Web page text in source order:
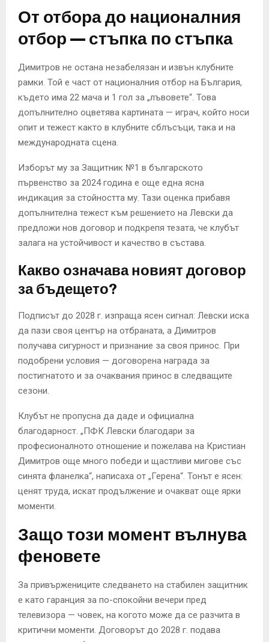
От отбора до националния
отбор — стъпка по стъпка
Димитров не остана незабелязан и извън клубните
рамки. Той е част от националния отбор на България,
където има 22 мача и 1 гол за „лъвовете“. Това
допълнително оцветява картината — играч, който носи
опит и тежест както в клубните сблъсъци, така и на
международната сцена.
Изборът му за Защитник №1 в българското
първенство за 2024 година е още една ясна
индикация за стойността му. Тази оценка прибавя
допълнителна тежест към решението на Левски да
предложи нов договор и подкрепя тезата, че клубът
залага на устойчивост и качество в състава.
Какво означава новият договор
за бъдещето?
Подписът до 2028 г. изпраща ясен сигнал: Левски иска
да пази своя център на отбраната, а Димитров
получава сигурност и признание за своя принос. При
подобрени условия — договорена награда за
постигнатото и за очаквания принос в следващите
сезони.
Клубът не пропусна да даде и официална
благодарност. „ПФК Левски благодари за
професионалното отношение и пожелава на Кристиан
Димитров още много победи и щастливи мигове със
синята фланелка“, написаха от „Герена“. Тонът е ясен:
ценят труда, искат продължение и очакват още ярки
моменти.
Защо този момент вълнува
феновете
За привържениците следването на стабилен защитник
е като гаранция за по-спокойни вечери пред
телевизора — човек, на когото може да се разчита в
критични моменти. Договорът до 2028 г. подава